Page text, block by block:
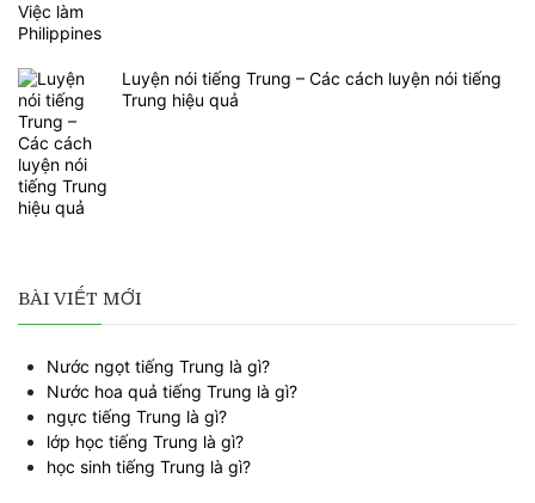
Luyện nói tiếng Trung – Các cách luyện nói tiếng
Trung hiệu quả
BÀI VIẾT MỚI
Nước ngọt tiếng Trung là gì?
Nước hoa quả tiếng Trung là gì?
ngực tiếng Trung là gì?
lớp học tiếng Trung là gì?
học sinh tiếng Trung là gì?